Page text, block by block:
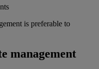
is preferable to
management